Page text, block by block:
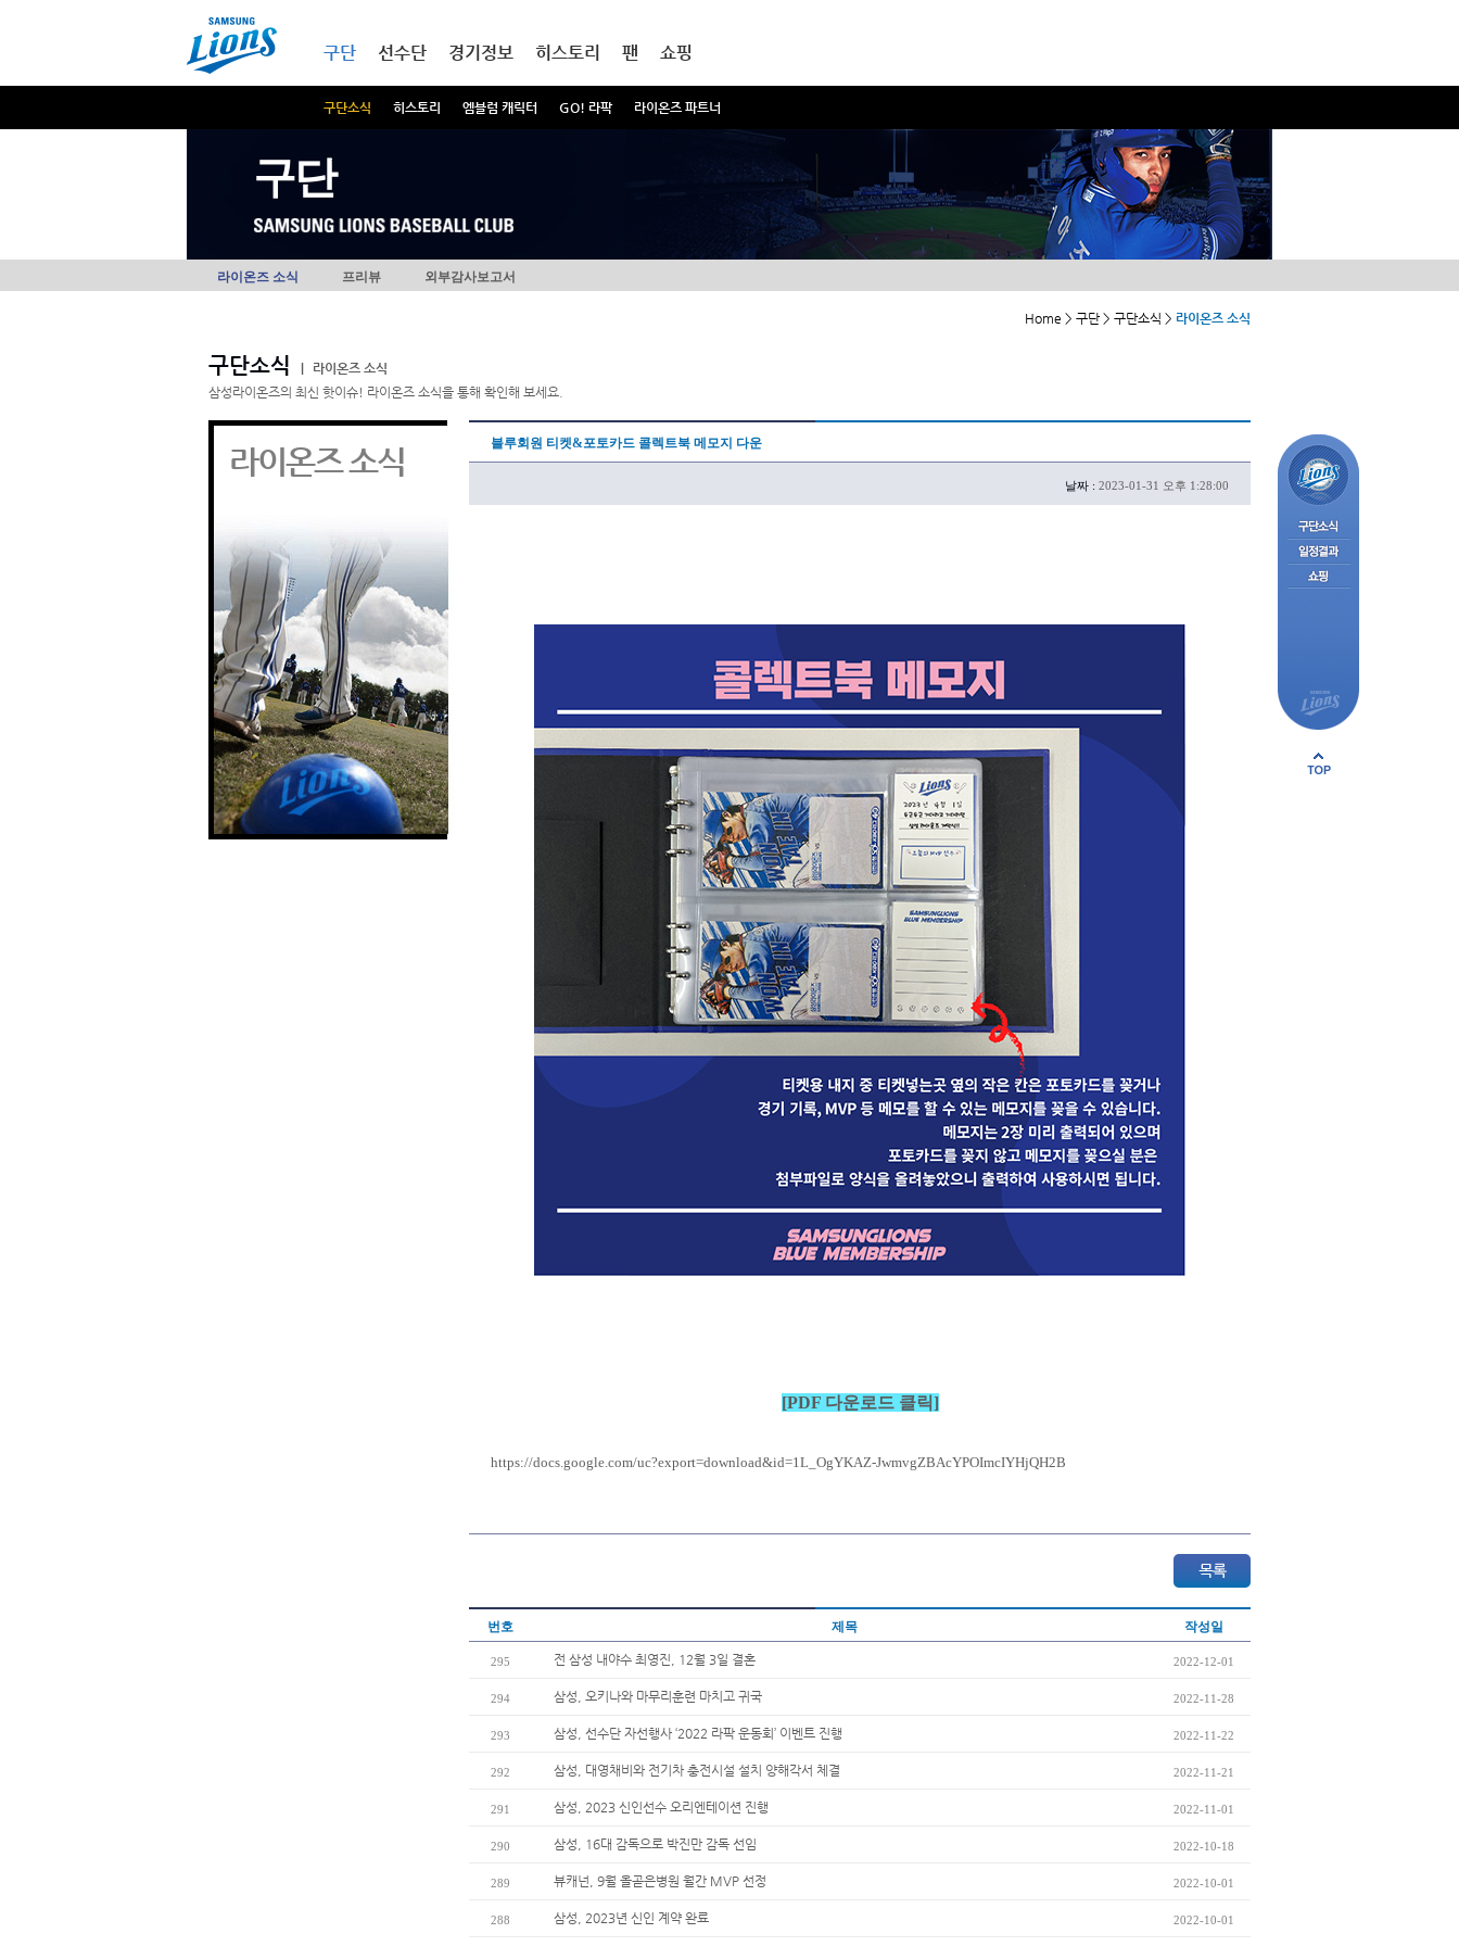
구단
구단소식 히스토리 엠블럼 캐릭터 GO! 라팍 라이온즈 파트너
선수단 경기정보 히스토리 팬 쇼핑
구단
라이온즈 소식 프리뷰 외부감사보고서
Home > 구단 > 구단소식 > 라이온즈 소식
구단소식
라이온즈 소식
삼성라이온즈의 최신 핫이슈! 라이온즈 소식을 통해 확인해 보세요.
라이온즈 소식 블루회원 티켓&포토카드 콜렉트북 메모지 다운
날짜 : 2023-01-31 오후 1:28:00
[PDF 다운로드 클릭]
https://docs.google.com/uc?export=download&id=1L_OgYKAZ-JwmvgZBAcYPOImcIYHjQH2B
번호 제목 작성일
295 전 삼성 내야수 최영진, 12월 3일 결혼 2022-12-01
294 삼성, 오키나와 마무리훈련 마치고 귀국 2022-11-28
293 삼성, 선수단 자선행사 ‘2022 라팍 운동회’ 이벤트 진행 2022-11-22
292 삼성, 대영채비와 전기차 충전시설 설치 양해각서 체결 2022-11-21
291 삼성, 2023 신인선수 오리엔테이션 진행 2022-11-01
290 삼성, 16대 감독으로 박진만 감독 선임 2022-10-18
289 뷰캐넌, 9월 올곧은병원 월간 MVP 선정 2022-10-01
288 삼성, 2023년 신인 계약 완료 2022-10-01